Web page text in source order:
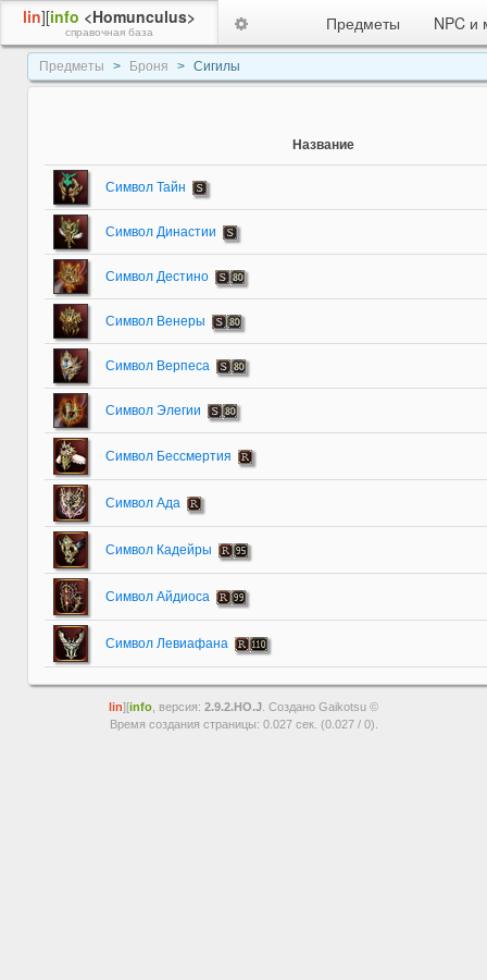
lin][info <Homunculus>
справочная база Предметы NPC и
Предметы Броня Сигилы
Название
Символ Тайн
Символ Династии
Символ Дестино
Символ Венеры
Символ Верпеса
Символ Элегии
Символ Бессмертия
Символ Ада
Символ Кадейры
Символ Айдиоса
Символ Левиафана
lin][info , версия: 2.9.2.HO.J . Создано Gaikotsu ©
Время создания страницы: 0.027 сек. (0.027 / 0).